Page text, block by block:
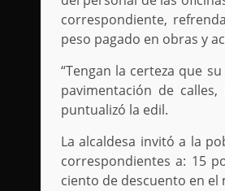
correspondiente,
peso pagado en obras y
“Tengan la certeza que
pavimentación de
puntualizó la edil.
La alcaldesa invitó a la
correspondientes a: 15
ciento de descuento en el